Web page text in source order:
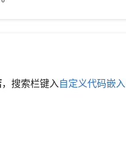
，搜索栏键入自定义代码嵌入